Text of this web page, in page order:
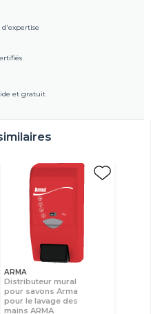
d'expertise
et gratuit
ARMA
Distributeur mural
pour savons Arma
pour le lavage des
mains ARMA